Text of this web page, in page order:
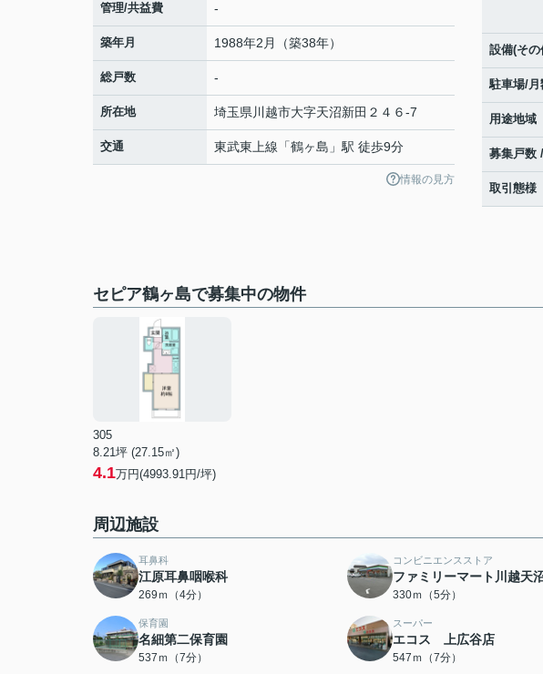
管理/共益費 -
築年月 1988年2月（築38年）
総戸数 -
所在地 埼玉県 川越市大字天沼新田 ２４６-7
交通 東武東上線 「鶴ヶ島 」駅 徒歩9分
情報の見方
設備(その
駐車場/月
用途地域
募集戸数
取引態様
セピア鶴ヶ島で募集中の物件
305
8.21坪 (27.15㎡)
4.1万円(4993.91円/坪)
周辺施設
耳鼻科
江原耳鼻咽喉科
269ｍ（4分）
コンビニエンスストア
ファミリーマート川越天
330ｍ（5分）
保育園
名細第二保育園
537ｍ（7分）
スーパー
エコス 上広谷店
547ｍ（7分）